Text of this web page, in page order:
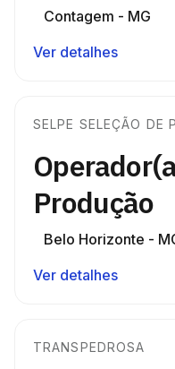
Contagem - MG
Ver detalhes
SELPE SELEÇÃO DE
Produção
Belo Horizonte -
Ver detalhes
TRANSPEDROSA